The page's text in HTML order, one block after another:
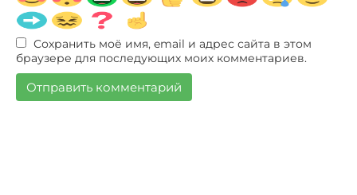
Сохранить моё имя, email и адрес сайта в этом
браузере для последующих моих комментариев.